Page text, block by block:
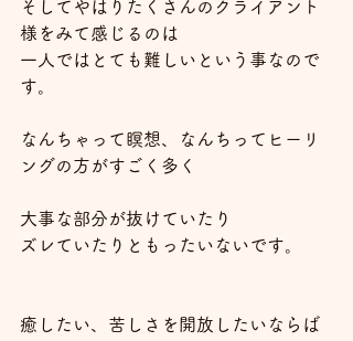
そしてやはりたくさんのクライアント
様をみて感じるのは
一人ではとても難しいという事なので
す。
なんちゃって瞑想、なんちってヒーリ
ングの方がすごく多く
大事な部分が抜けていたり
ズレていたりともったいないです。
癒したい、苦しさを開放したいならば